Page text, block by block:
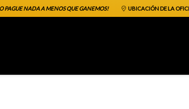
PAGUE NADA A MENOS QUE GANEMOS! UBICACIÓN DE LA